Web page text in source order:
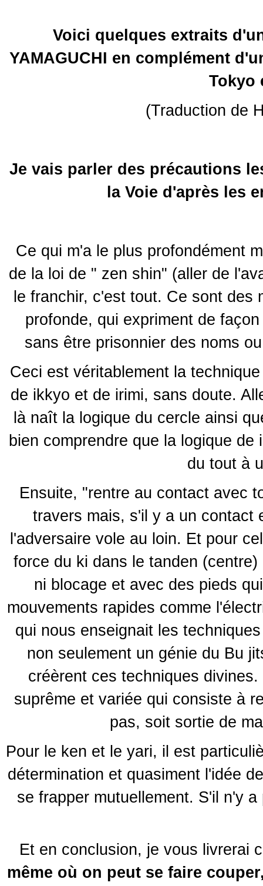
Voici quelques extraits
YAMAGUCHI en complément
Tokyo
(Traduction de
Je vais parler des précautions
la Voie d'après les
Ce qui m'a le plus profondément
de la loi de " zen shin" (aller de
le franchir, c'est tout. Ce sont
profonde, qui expriment de
sans être prisonnier des noms
Ceci est véritablement la
de ikkyo et de irimi, sans doute.
là naît la logique du cercle ainsi
bien comprendre que la logique
du tout à
Ensuite, "rentre au contact avec
travers mais, s'il y a un contact
l'adversaire vole au loin. Et pour
force du ki dans le tanden
ni blocage et avec des pieds
mouvements rapides comme
qui nous enseignait les
non seulement un génie du Bu
créèrent ces techniques
suprême et variée qui consiste à
pas, soit sortie de
Pour le ken et le yari, il est
détermination et quasiment l'idée
se frapper mutuellement. S'il n'y
Et en conclusion, je vous livrerai
même où on peut se faire